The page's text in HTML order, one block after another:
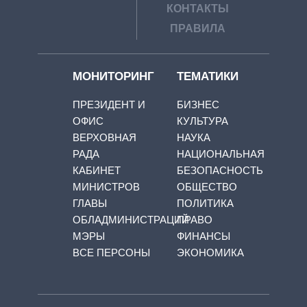
КОНТАКТЫ
ПРАВИЛА
МОНИТОРИНГ
ПРЕЗИДЕНТ И
ОФИС
ВЕРХОВНАЯ
РАДА
КАБИНЕТ
МИНИСТРОВ
ГЛАВЫ
ОБЛАДМИНИСТРАЦИЙ
МЭРЫ
ВСЕ ПЕРСОНЫ
ТЕМАТИКИ
БИЗНЕС
КУЛЬТУРА
НАУКА
НАЦИОНАЛЬНАЯ
БЕЗОПАСНОСТЬ
ОБЩЕСТВО
ПОЛИТИКА
ПРАВО
ФИНАНСЫ
ЭКОНОМИКА